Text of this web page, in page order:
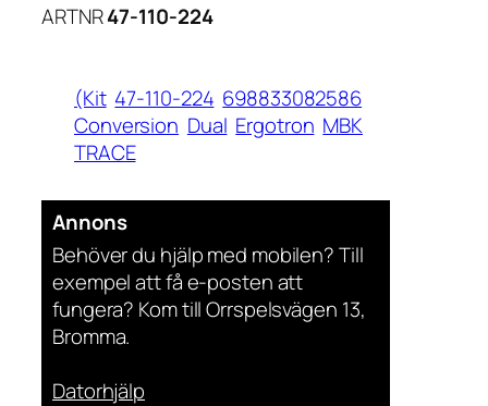
ARTNR47-110-224
(Kit 47-110-224 698833082586
Conversion Dual Ergotron MBK
TRACE
Annons
Behöver du hjälp med mobilen? Till
exempel att få e-posten att
fungera? Kom till Orrspelsvägen 13,
Bromma.
Datorhjälp